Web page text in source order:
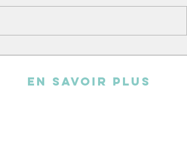
EN SAVOIR PLUS